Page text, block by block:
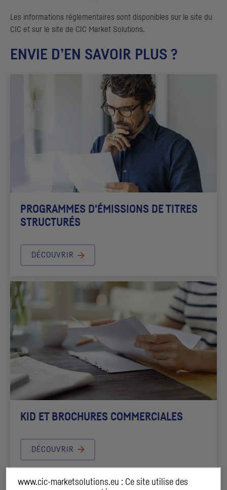
Les informations réglementaires sont disponibles sur le site du
CIC et sur le site de CIC Market Solutions.
ENVIE D’EN SAVOIR PLUS ?
PROGRAMMES D'ÉMISSIONS DE TITRES
STRUCTURÉS
DÉCOUVRIR
KID ET BROCHURES COMMERCIALES
DÉCOUVRIR
www.cic-marketsolutions.eu : Ce site utilise des